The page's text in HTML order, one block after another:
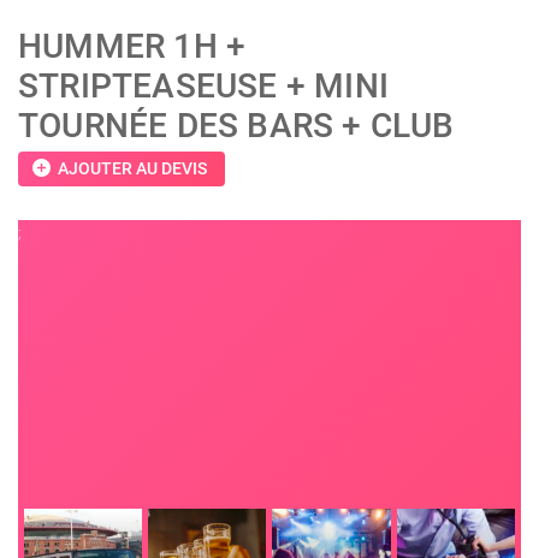
HUMMER 1H +
STRIPTEASEUSE + MINI
TOURNÉE DES BARS + CLUB
add_circle AJOUTER AU DEVIS
;